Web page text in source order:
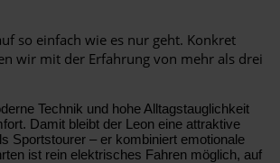
so einfach wie es nur geht. Konkret
wir mit der Erfahrung von mehr als drei
Technik und hohe Alltagstauglichkeit
Damit bleibt der Leon eine attraktive
Sportstourer – er kombiniert emotionale
ist rein elektrisches Fahren möglich, auf